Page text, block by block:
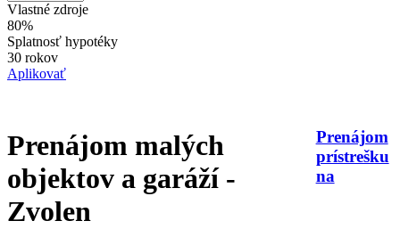
Vlastné zdroje
80%
Splatnosť hypotéky
30 rokov
Aplikovať
Prenájom malých
objektov a garáží -
Zvolen
Prenájom
prístrešku
na